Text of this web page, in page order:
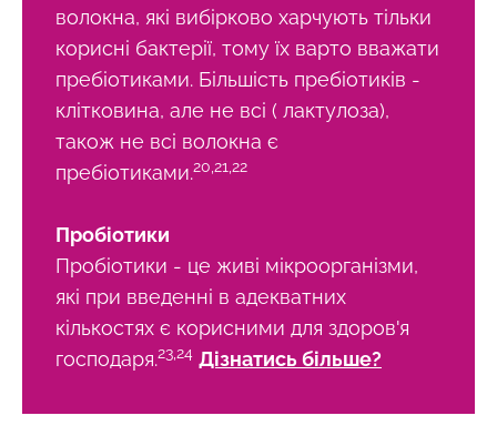
волокна, які вибірково харчують тільки
корисні бактерії, тому їх варто вважати
пребіотиками. Більшість пребіотиків -
клітковина, але не всі ( лактулоза),
також не всі волокна є
пребіотиками.20,21,22
Пробіотики
Пробіотики - це живі мікроорганізми,
які при введенні в адекватних
кількостях є корисними для здоров'я
господаря.23,24 Дізнатись більше?